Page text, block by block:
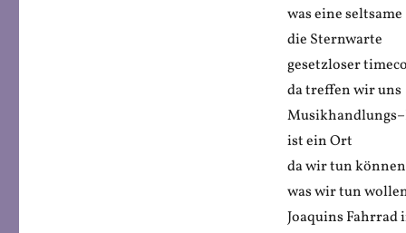
was eine
die Sternwarte
gesetzloser
da treffen wir uns
ist ein Ort
da wir tun können
was wir tun
Joaquins Fahrrad